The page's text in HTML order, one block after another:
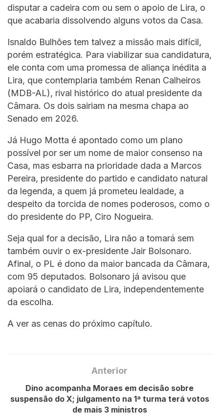
disputar a cadeira com ou sem o apoio de Lira, o
que acabaria dissolvendo alguns votos da Casa.
Isnaldo Bulhões tem talvez a missão mais difícil,
porém estratégica. Para viabilizar sua candidatura,
ele conta com uma promessa de aliança inédita a
Lira, que contemplaria também Renan Calheiros
(MDB-AL), rival histórico do atual presidente da
Câmara. Os dois sairiam na mesma chapa ao
Senado em 2026.
Já Hugo Motta é apontado como um plano
possível por ser um nome de maior consenso na
Casa, mas esbarra na prioridade dada a Marcos
Pereira, presidente do partido e candidato natural
da legenda, a quem já prometeu lealdade, a
despeito da torcida de nomes poderosos, como o
do presidente do PP, Ciro Nogueira.
Seja qual for a decisão, Lira não a tomará sem
também ouvir o ex-presidente Jair Bolsonaro.
Afinal, o PL é dono da maior bancada da Câmara,
com 95 deputados. Bolsonaro já avisou que
apoiará o candidato de Lira, independentemente
da escolha.
A ver as cenas do próximo capítulo.
Anterior
Dino acompanha Moraes em decisão sobre
suspensão do X; julgamento na 1ª turma terá votos
de mais 3 ministros